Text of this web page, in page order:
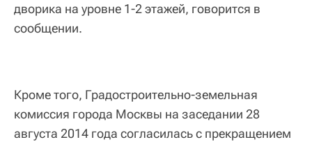
дворика на уровне 1-2 этажей, говорится в
сообщении.
Кроме того, Градостроительно-земельная
комиссия города Москвы на заседании 28
августа 2014 года согласилась с прекращением